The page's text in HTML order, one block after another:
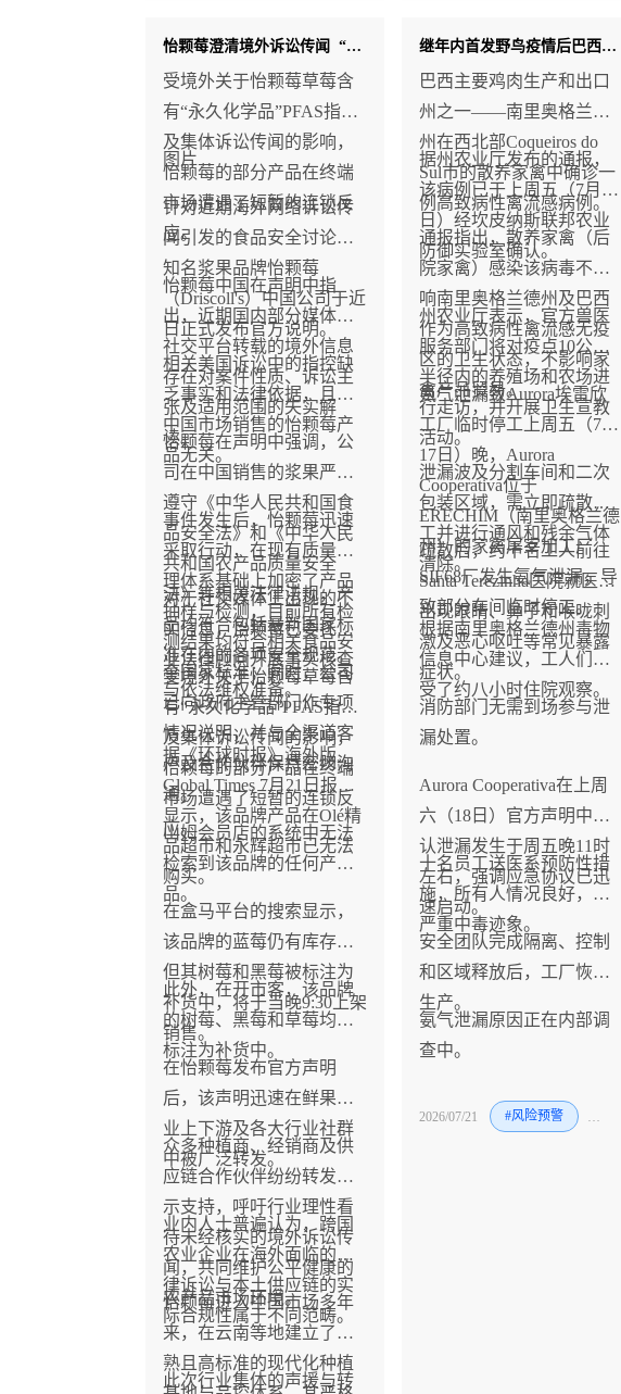
其加工品必须销毁。
怡颗莓澄清境外诉讼传闻 “中国市场产品完全合规”
受境外关于怡颗莓草莓含
有“永久化学品”PFAS指控
及集体诉讼传闻的影响，
怡颗莓的部分产品在终端
市场遭遇了短暂的连锁反
应。
图片
针对近期海外网络诉讼传
闻引发的食品安全讨论，
知名浆果品牌怡颗莓
（Driscoll's）中国公司于近
日正式发布官方说明。
怡颗莓中国在声明中指
出，近期国内部分媒体及
社交平台转载的境外信息
存在对案件性质、诉讼主
张及适用范围的失实解
读。
相关美国诉讼中的指控缺
乏事实和法律依据，且与
中国市场销售的怡颗莓产
品无关。
怡颗莓在声明中强调，公
司在中国销售的浆果严格
遵守《中华人民共和国食
品安全法》和《中华人民
共和国农产品质量安全
法》等相关法律法规，产
品均符合包括最新国家标
准在内的各项安全规范。
事件发生后，怡颗莓迅速
采取行动，在现有质量管
理体系基础上加密了产品
抽样与检测，目前所有检
测结果均符合相关食品安
全国家标准；同时，公司
已向政府主管部门作专项
情况说明，并与全渠道客
户及合作伙伴保持密切沟
通。
对于社交媒体上出现的不
实信息，怡颗莓已委托专
业法律顾问开展事实核查
与依法维权准备。
受境外关于怡颗莓草莓含
有“永久化学品”PFAS指控
及集体诉讼传闻的影响，
怡颗莓的部分产品在终端
市场遭遇了短暂的连锁反
应。
据《环球时报》海外版
Global Times 7月21日报道
显示，该品牌产品在Olé精
品超市和永辉超市已无法
购买。
山姆会员店的系统中无法
检索到该品牌的任何产
品。
在盒马平台的搜索显示，
该品牌的蓝莓仍有库存，
但其树莓和黑莓被标注为
补货中，将于当晚9:30上架
销售。
此外，在开市客，该品牌
的树莓、黑莓和草莓均被
标注为补货中。
在怡颗莓发布官方声明
后，该声明迅速在鲜果产
业上下游及各大行业社群
中被广泛转发。
众多种植商、经销商及供
应链合作伙伴纷纷转发以
示支持，呼吁行业理性看
待未经核实的境外诉讼传
闻，共同维护公平健康的
农产品市场环境。
业内人士普遍认为，跨国
农业企业在海外面临的法
律诉讼与本土供应链的实
际合规性属于不同范畴。
怡颗莓进入中国市场多年
来，在云南等地建立了成
熟且高标准的现代化种植
此次行业集体的声援与转
继年内首发野鸟疫情后巴西又现散养家禽感染禽流感；Aurora SIF68厂因氨气泄漏而停工
巴西主要鸡肉生产和出口
州之一——南里奥格兰德
州在西北部Coqueiros do
Sul市的散养家禽中确诊一
例高致病性禽流感病例。
据州农业厅发布的通报，
该病例已于上周五（7月17
日）经坎皮纳斯联邦农业
防御实验室确认。
通报指出，散养家禽（后
院家禽）感染该病毒不影
响南里奥格兰德州及巴西
作为高致病性禽流感无疫
区的卫生状态，不影响家
禽产品贸易。
州农业厅表示，官方兽医
服务部门将对疫点10公里
半径内的养殖场和农场进
行走访，并开展卫生宣教
活动。
氨气泄漏致Aurora埃雷欣
工厂临时停工上周五（7月
17日）晚，Aurora
Cooperativa位于
ERECHIM（南里奥格兰德
州）的家禽屠宰加工厂
SIF68厂发生氨气泄漏，导
致部分车间临时停工。
泄漏波及分割车间和二次
包装区域，需立即疏散员
工并进行通风和残余气体
清除。
疏散后，约十名工人前往
Santa Terezinha医院就医，
出现眼睛、鼻子和喉咙刺
激及恶心呕吐等常见暴露
症状。
根据南里奥格兰德州毒物
信息中心建议，工人们接
受了约八小时住院观察。
消防部门无需到场参与泄
漏处置。
Aurora Cooperativa在上周
六（18日）官方声明中确
认泄漏发生于周五晚11时
左右，强调应急协议已迅
速启动。
十名员工送医系预防性措
施，所有人情况良好，无
严重中毒迹象。
安全团队完成隔离、控制
和区域释放后，工厂恢复
生产。
氨气泄漏原因正在内部调
查中。
2026/07/21 #风险预警